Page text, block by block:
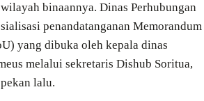
binaannya. Dinas Perhubungan
penandatanganan Memorandum
yang dibuka oleh kepala dinas
melalui sekretaris Dishub Soritua,
lalu.